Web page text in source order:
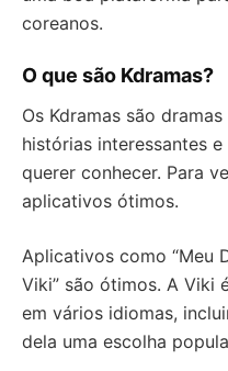
coreanos.
O que são Kdramas?
Os Kdramas são
histórias interessantes
querer conhecer. Para
aplicativos ótimos.
Aplicativos como “Meu
Viki” são ótimos. A Viki
em vários idiomas,
dela uma escolha